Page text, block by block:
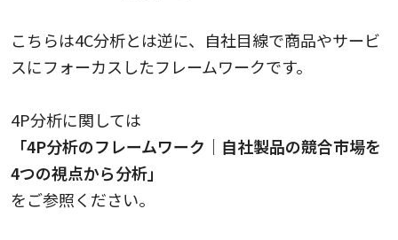
こちらは4C分析とは逆に、自社目線で商品やサービ
スにフォーカスしたフレームワークです。
4P分析に関しては
「4P分析のフレームワーク｜自社製品の競合市場を
4つの視点から分析」
をご参照ください。